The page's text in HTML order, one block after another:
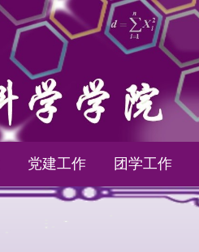
党建工作 团学工作